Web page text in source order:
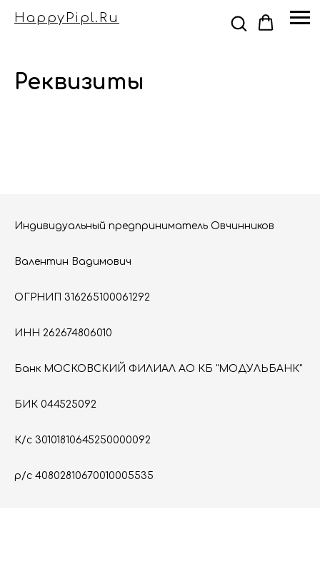
HappyPipl.ru
Реквизиты
Индивидуальный предприниматель Овчинников
Валентин Вадимович
ОГРНИП 316265100061292
ИНН 262674806010
Банк МОСКОВСКИЙ ФИЛИАЛ АО КБ "МОДУЛЬБАНК"
БИК 044525092
К/c 30101810645250000092
р/с 40802810670010005535